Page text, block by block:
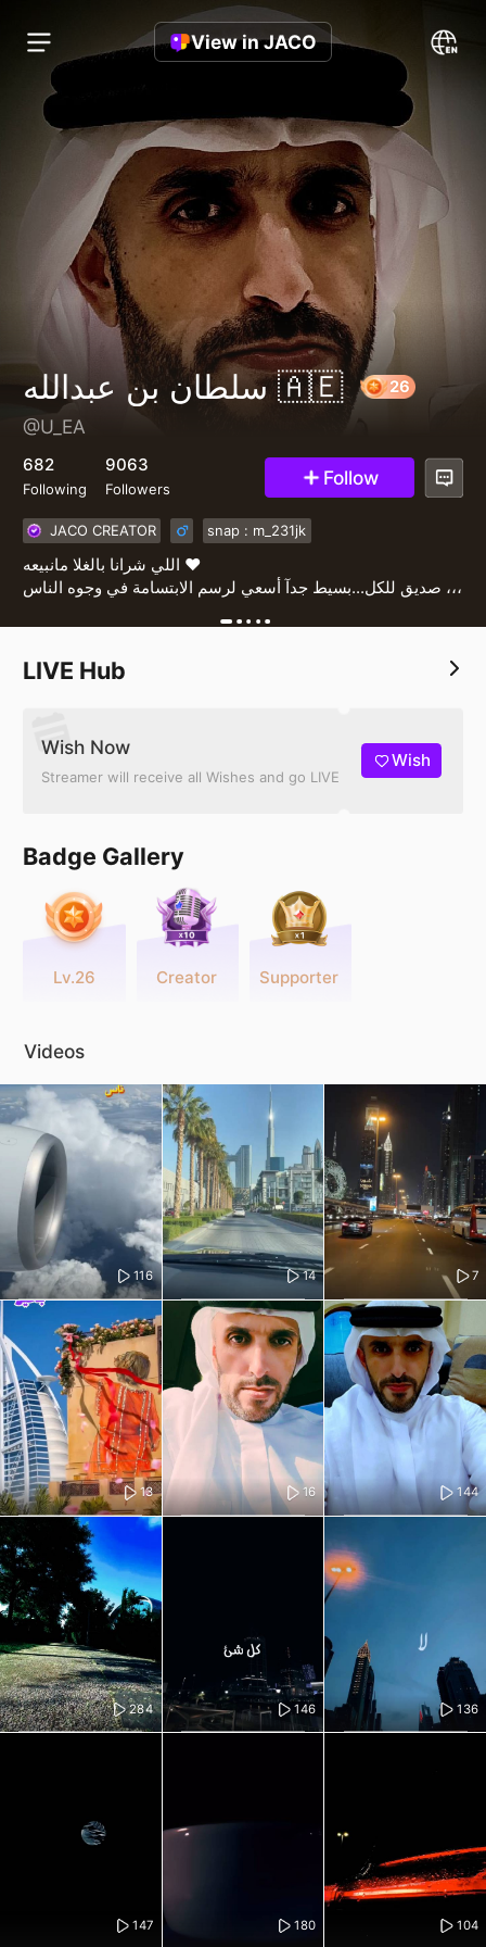
View in JACO
سلطان بن عبدالله 🇦🇪
@U_EA
682
Following
9063
Followers Follow
JACO CREATOR snap : m_231jk
اللي شرانا بالغلا مانبيعه ❤️
صديق للكل...بسيط جدآ أسعي لرسم الابتسامة في وجوه الناس ،،،
LIVE Hub
Wish Now
Streamer will receive all Wishes and go LIVE
Wish
Badge Gallery
Lv.26 Creator Supporter
Videos
116 14 7
13 16 144
284 146 136
147 180 104